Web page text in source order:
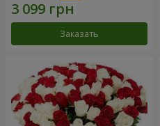
Заказать